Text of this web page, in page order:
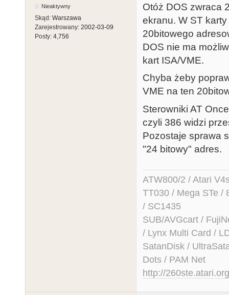
Nieaktywny
Skąd: Warszawa
Zarejestrowany: 2002-03-09
Posty: 4,756
Otóż DOS zwraca
ekranu. W ST
20bitowego
DOS nie ma
kart ISA/VME.
Chyba żeby
VME na ten
Sterowniki AT
czyli 386 widzi
Pozostaje sprawa
"24 bitowy" adres.
ATW800/2 / Atari
TT030 / Mega STe /
/ SC1435
SUB/AVGcart /
/ Lynx Multi Card /
SatanDisk /
Dots / PAM Net
http://260ste.atari.org